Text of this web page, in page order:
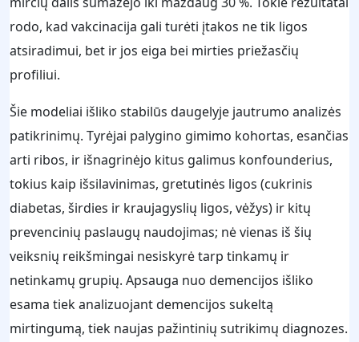
rodo, kad vakcinacija gali turėti įtakos ne tik ligos
atsiradimui, bet ir jos eiga bei mirties priežasčių
profiliui.
Šie modeliai išliko stabilūs daugelyje jautrumo analizės
patikrinimų. Tyrėjai palygino gimimo kohortas, esančias
arti ribos, ir išnagrinėjo kitus galimus konfounderius,
tokius kaip išsilavinimas, gretutinės ligos (cukrinis
diabetas, širdies ir kraujagyslių ligos, vėžys) ir kitų
prevencinių paslaugų naudojimas; nė vienas iš šių
veiksnių reikšmingai nesiskyrė tarp tinkamų ir
netinkamų grupių. Apsauga nuo demencijos išliko
esama tiek analizuojant demencijos sukeltą
mirtingumą, tiek naujas pažintinių sutrikimų diagnozes.